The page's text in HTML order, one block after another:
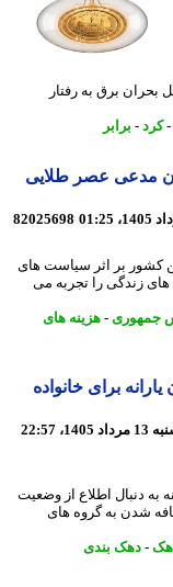
برق به رفتار
-برابر
مدعی عصر طلایی
82025698
بر اثر سیاست های
زندگی را تجربه می
- هزینه های
1,600,000 تومان یارانه برای خانواده
اطلاع از وضعیت
شدن به گروه های
دهک بندی